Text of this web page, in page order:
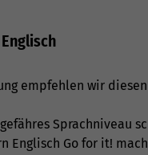
empfehlen wir diesen
Sprachniveau
Englisch Go for it!